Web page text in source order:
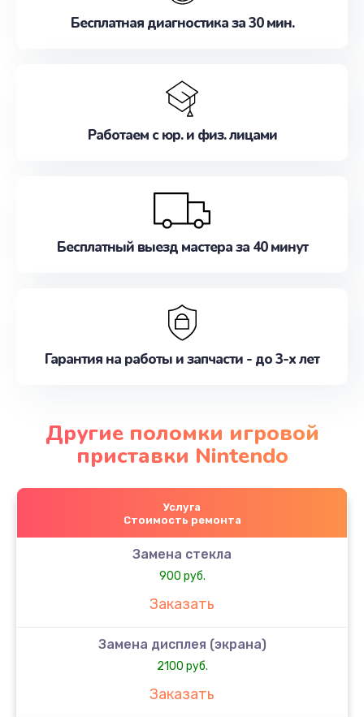
Бесплатная диагностика за 30 мин.
Работаем с юр. и физ. лицами
Бесплатный выезд мастера за 40 минут
Гарантия на работы и запчасти - до 3-х лет
Другие поломки игровой
приставки Nintendo
Услуга
Стоимость ремонта
Замена стекла
900 руб.
Заказать
Замена дисплея (экрана)
2100 руб.
Заказать